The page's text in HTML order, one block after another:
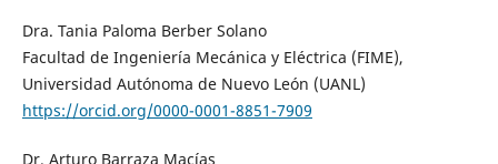
Dra. Tania Paloma Berber Solano
Facultad de Ingeniería Mecánica y Eléctrica (FIME),
Universidad Autónoma de Nuevo León (UANL)
https://orcid.org/0000-0001-8851-7909
Dr. Arturo Barraza Macías